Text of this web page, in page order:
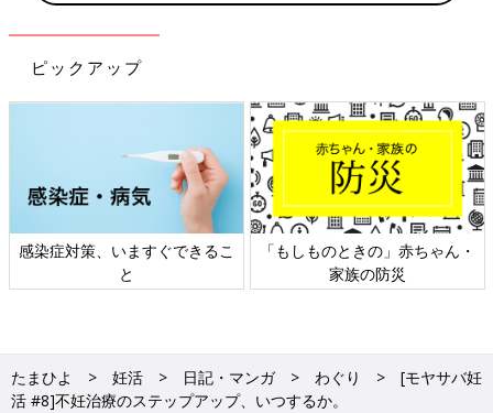
ピックアップ
感染症対策、いますぐできるこ
と
「もしものときの」赤ちゃん・
家族の防災
たまひよ 妊活 日記・マンガ わぐり
[モヤサバ妊
活 #8]不妊治療のステップアップ、いつするか。